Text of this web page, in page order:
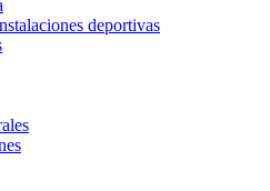
deportivas